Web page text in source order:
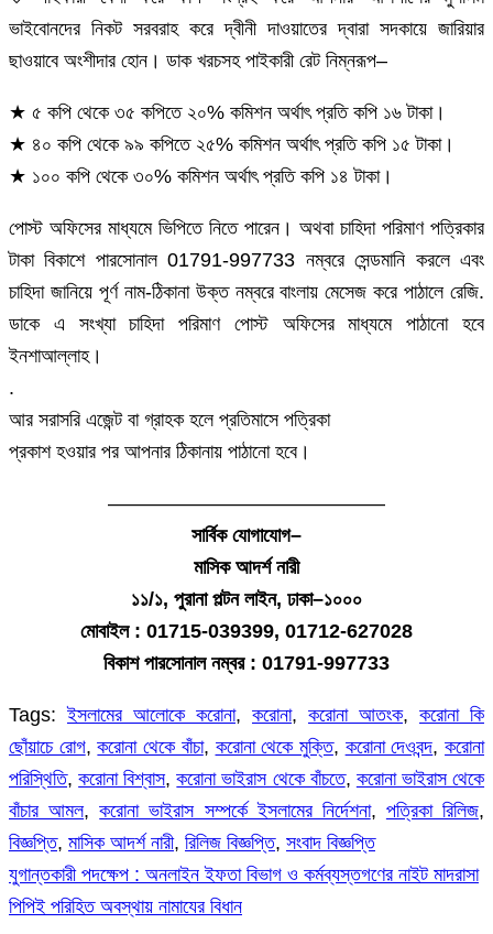
ভাইবোনদের নিকট সরবরাহ করে দ্বীনী দাওয়াতের দ্বারা সদকায়ে জারিয়ার
ছাওয়াবে অংশীদার হোন। ডাক খরচসহ পাইকারী রেট নিম্নরূপ–
★ ৫ কপি থেকে ৩৫ কপিতে ২০% কমিশন অর্থাৎ প্রতি কপি ১৬ টাকা।
★ ৪০ কপি থেকে ৯৯ কপিতে ২৫% কমিশন অর্থাৎ প্রতি কপি ১৫ টাকা।
★ ১০০ কপি থেকে ৩০% কমিশন অর্থাৎ প্রতি কপি ১৪ টাকা।
পোস্ট অফিসের মাধ্যমে ভিপিতে নিতে পারেন। অথবা চাহিদা পরিমাণ পত্রিকার
টাকা বিকাশে পারসোনাল 01791-997733 নম্বরে সেন্ডমানি করলে এবং
চাহিদা জানিয়ে পূর্ণ নাম-ঠিকানা ‍উক্ত নম্বরে বাংলায় মেসেজ করে পাঠালে রেজি.
ডাকে এ সংখ্যা চাহিদা পরিমাণ পোস্ট অফিসের মাধ্যমে পাঠানো হবে
ইনশাআল্লাহ।
.
আর সরাসরি এজেন্ট বা গ্রাহক হলে প্রতিমাসে পত্রিকা
প্রকাশ হওয়ার পর আপনার ঠিকানায় পাঠানো হবে।
——————————————
সার্বিক যোগাযোগ–
মাসিক আদর্শ নারী
১১/১, পুরানা পল্টন লাইন, ঢাকা–১০০০
মোবাইল : 01715-039399, 01712-627028
বিকাশ পারসোনাল নম্বর : 01791-997733
Tags: ইসলামের আলোকে করোনা, করোনা, করোনা আতংক, করোনা কি
ছোঁয়াচে রোগ,করোনা থেকে বাঁচা, করোনা থেকে মুক্তি, করোনা দেওবন্দ,করোনা
পরিস্থিতি,করোনা বিশ্বাস,করোনা ভাইরাস থেকে বাঁচতে, করোনা ভাইরাস থেকে
বাঁচার আমল,করোনা ভাইরাস সম্পর্কে ইসলামের নির্দেশনা, পত্রিকা রিলিজ,
বিজ্ঞপ্তি, মাসিক আদর্শ নারী, রিলিজ বিজ্ঞপ্তি, সংবাদ বিজ্ঞপ্তি
Post
যুগান্তকারী পদক্ষেপ : অনলাইন ইফতা বিভাগ ও কর্মব্যস্তগণের নাইট মাদরাসা
পিপিই পরিহিত অবস্থায় নামাযের বিধান